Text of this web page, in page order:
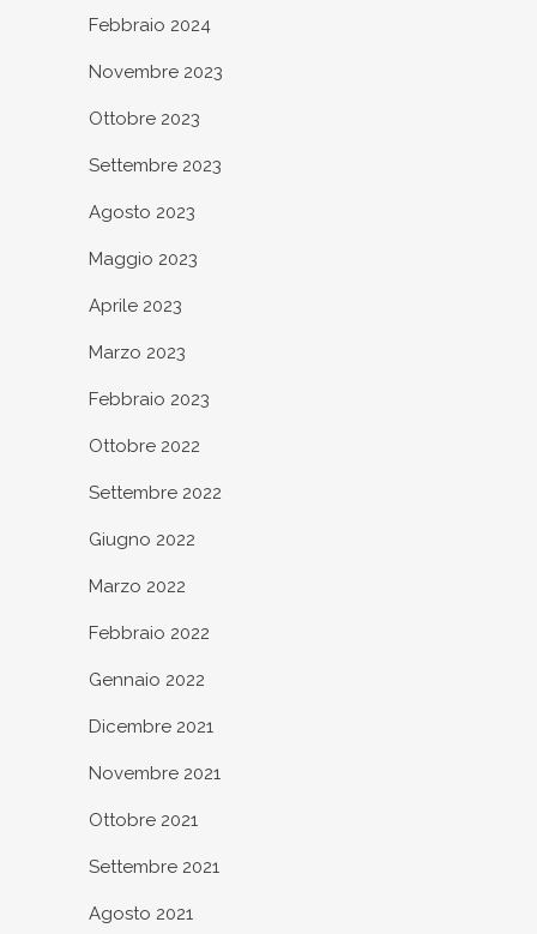
Febbraio 2024
Novembre 2023
Ottobre 2023
Settembre 2023
Agosto 2023
Maggio 2023
Aprile 2023
Marzo 2023
Febbraio 2023
Ottobre 2022
Settembre 2022
Giugno 2022
Marzo 2022
Febbraio 2022
Gennaio 2022
Dicembre 2021
Novembre 2021
Ottobre 2021
Settembre 2021
Agosto 2021